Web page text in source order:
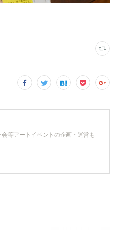
等アートイベントの企画・運営も